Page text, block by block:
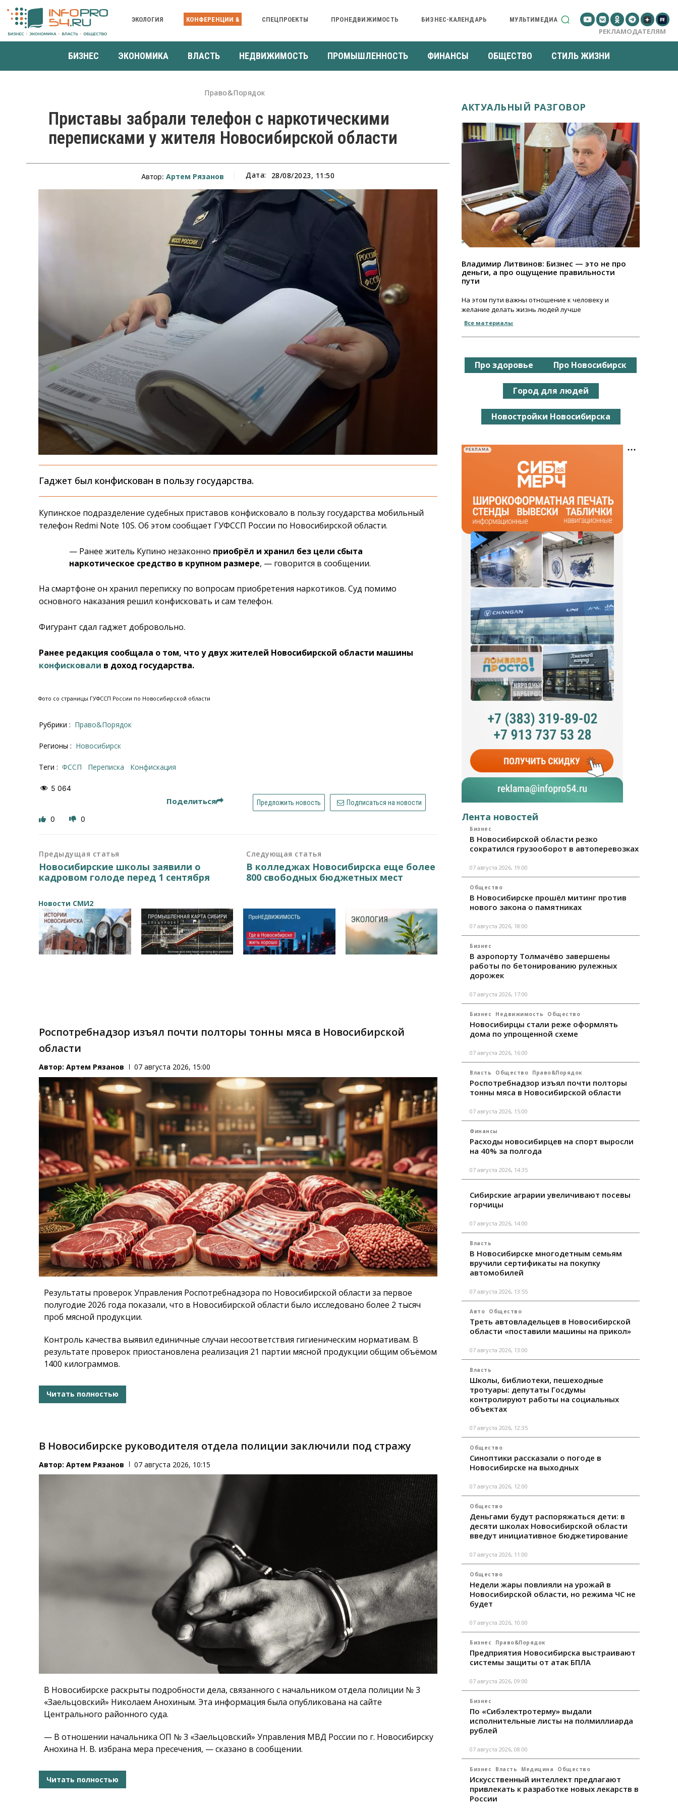
ЭКОЛОГИЯ КОНФЕРЕНЦИИ & СПЕЦПРОЕКТЫ ПРОНЕДВИЖИМОСТЬ БИЗНЕС-КАЛЕНДАРЬ МУЛЬТИМЕДИА
РЕКЛАМОДАТЕЛЯМ
БИЗНЕС ЭКОНОМИКА ВЛАСТЬ НЕДВИЖИМОСТЬ ПРОМЫШЛЕННОСТЬ ФИНАНСЫ ОБЩЕСТВО СТИЛЬ ЖИЗНИ
Право&Порядок
Приставы забрали телефон с наркотическими
переписками у жителя Новосибирской области
Автор:Артем Рязанов Дата: 28/08/2023, 11:50
Гаджет был конфискован в пользу государства.
Купинское подразделение судебных приставов конфисковало в пользу государства мобильный
телефон Redmi Note 10S. Об этом сообщает ГУФССП России по Новосибирской области.
— Ранее житель Купино незаконно приобрёл и хранил без цели сбыта
наркотическое средство в крупном размере, — говорится в сообщении.
На смартфоне он хранил переписку по вопросам приобретения наркотиков. Суд помимо
основного наказания решил конфисковать и сам телефон.
Фигурант сдал гаджет добровольно.
Ранее редакция сообщала о том, что у двух жителей Новосибирской области машины
конфисковали в доход государства.
Фото со страницы ГУФССП России по Новосибирской области
Рубрики : Право&Порядок
Регионы : Новосибирск
Теги : ФССП переписка конфискация
5 064
Поделиться Предложить новость Подписаться на новости
0 0
Предыдущая статья
Новосибирские школы заявили о
кадровом голоде перед 1 сентября
Следующая статья
В колледжах Новосибирска еще более
800 свободных бюджетных мест
Новости СМИ2
Роспотребнадзор изъял почти полторы тонны мяса в Новосибирской
области
Автор:Артем Рязанов 07 августа 2026, 15:00
Результаты проверок Управления Роспотребнадзора по Новосибирской области за первое
полугодие 2026 года показали, что в Новосибирской области было исследовано более 2 тысяч
проб мясной продукции.
Контроль качества выявил единичные случаи несоответствия гигиеническим нормативам. В
результате проверок приостановлена реализация 21 партии мясной продукции общим объёмом
1400 килограммов.
Читать полностью
В Новосибирске руководителя отдела полиции заключили под стражу
Автор:Артем Рязанов 07 августа 2026, 10:15
В Новосибирске раскрыты подробности дела, связанного с начальником отдела полиции № 3
«Заельцовский» Николаем Анохиным. Эта информация была опубликована на сайте
Центрального районного суда.
— В отношении начальника ОП № 3 «Заельцовский» Управления МВД России по г. Новосибирску
Анохина Н. В. избрана мера пресечения, — сказано в сообщении.
Читать полностью
АКТУАЛЬНЫЙ РАЗГОВОР
Владимир Литвинов: Бизнес — это не про
деньги, а про ощущение правильности
пути
На этом пути важны отношение к человеку и
желание делать жизнь людей лучше
Все материалы
Про здоровье Про Новосибирск
Город для людей
Новостройки Новосибирска
РЕКЛАМА
Лента новостей
Бизнес
В Новосибирской области резко
сократился грузооборот в автоперевозках
07 августа 2026, 19:00
Общество
В Новосибирске прошёл митинг против
нового закона о памятниках
07 августа 2026, 18:00
Бизнес
В аэропорту Толмачёво завершены
работы по бетонированию рулежных
дорожек
07 августа 2026, 17:00
Бизнес Недвижимость Общество
Новосибирцы стали реже оформлять
дома по упрощенной схеме
07 августа 2026, 16:00
Власть Общество Право&Порядок
Роспотребнадзор изъял почти полторы
тонны мяса в Новосибирской области
07 августа 2026, 15:00
Финансы
Расходы новосибирцев на спорт выросли
на 40% за полгода
07 августа 2026, 14:35
Сибирские аграрии увеличивают посевы
горчицы
07 августа 2026, 14:00
Власть
В Новосибирске многодетным семьям
вручили сертификаты на покупку
автомобилей
07 августа 2026, 13:55
Авто Общество
Треть автовладельцев в Новосибирской
области «поставили машины на прикол»
07 августа 2026, 13:00
Власть
Школы, библиотеки, пешеходные
тротуары: депутаты Госдумы
контролируют работы на социальных
объектах
07 августа 2026, 12:35
Общество
Синоптики рассказали о погоде в
Новосибирске на выходных
07 августа 2026, 12:00
Общество
Деньгами будут распоряжаться дети: в
десяти школах Новосибирской области
введут инициативное бюджетирование
07 августа 2026, 11:00
Общество
Недели жары повлияли на урожай в
Новосибирской области, но режима ЧС не
будет
07 августа 2026, 10:00
Бизнес Право&Порядок
Предприятия Новосибирска выстраивают
системы защиты от атак БПЛА
07 августа 2026, 09:00
Бизнес
По «Сибэлектротерму» выдали
исполнительные листы на полмиллиарда
рублей
07 августа 2026, 08:00
Бизнес Власть Медицина Общество
Искусственный интеллект предлагают
привлекать к разработке новых лекарств в
России